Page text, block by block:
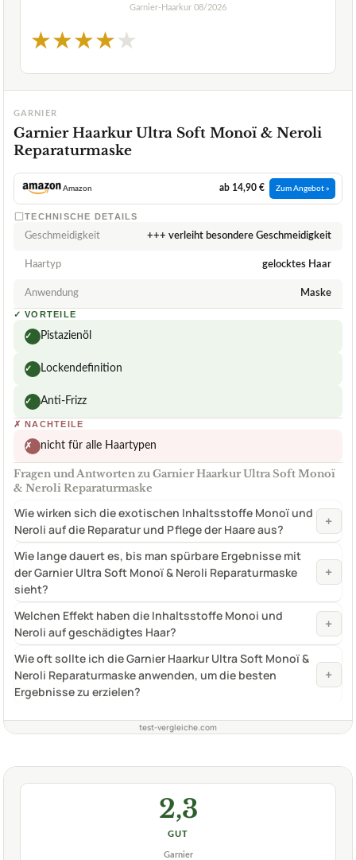
Garnier-Haarkur 08/2026
★★★★★
GARNIER
Garnier Haarkur Ultra Soft Monoï & Neroli
Reparaturmaske
Amazon ab 14,90 € Zum Angebot »
TECHNISCHE DETAILS
Geschmeidigkeit +++ verleiht besondere Geschmeidigkeit
Haartyp gelocktes Haar
Anwendung Maske
✓ VORTEILE
✓ Pistazienöl
✓ Lockendefinition
✓ Anti-Frizz
✗ NACHTEILE
✗ nicht für alle Haartypen
Fragen und Antworten zu Garnier Haarkur Ultra Soft Monoï
& Neroli Reparaturmaske
Wie wirken sich die exotischen Inhaltsstoffe Monoï und
Neroli auf die Reparatur und Pflege der Haare aus?
+
Wie lange dauert es, bis man spürbare Ergebnisse mit
der Garnier Ultra Soft Monoï & Neroli Reparaturmaske
sieht?
+
Welchen Effekt haben die Inhaltsstoffe Monoi und
Neroli auf geschädigtes Haar?
+
Wie oft sollte ich die Garnier Haarkur Ultra Soft Monoï &
Neroli Reparaturmaske anwenden, um die besten
Ergebnisse zu erzielen?
+
test-vergleiche.com
2,3
GUT
Garnier